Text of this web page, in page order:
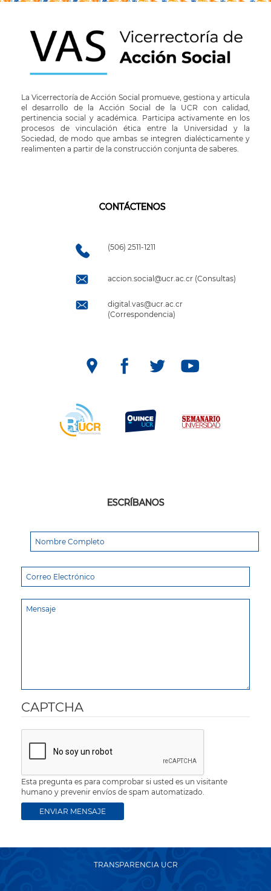
La Vicerrectoría de Acción Social promueve, gestiona y articula
el desarrollo de la Acción Social de la UCR con calidad,
pertinencia social y académica. Participa activamente en los
procesos de vinculación ética entre la Universidad y la
Sociedad, de modo que ambas se integren dialécticamente y
realimenten a partir de la construcción conjunta de saberes.
CONTÁCTENOS
(506) 2511-1211
accion.social@ucr.ac.cr (Consultas)
digital.vas@ucr.ac.cr
(Correspondencia)
ESCRÍBANOS
CAPTCHA
Esta pregunta es para comprobar si usted es un visitante
humano y prevenir envíos de spam automatizado.
TRANSPARENCIA UCR